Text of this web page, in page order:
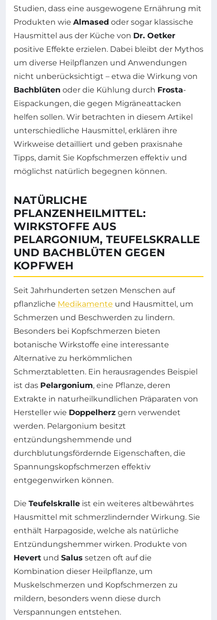
Studien, dass eine ausgewogene Ernährung mit
Produkten wie Almased oder sogar klassische
Hausmittel aus der Küche von Dr. Oetker
positive Effekte erzielen. Dabei bleibt der Mythos
um diverse Heilpflanzen und Anwendungen
nicht unberücksichtigt – etwa die Wirkung von
Bachblüten oder die Kühlung durch Frosta-
Eispackungen, die gegen Migräneattacken
helfen sollen. Wir betrachten in diesem Artikel
unterschiedliche Hausmittel, erklären ihre
Wirkweise detailliert und geben praxisnahe
Tipps, damit Sie Kopfschmerzen effektiv und
möglichst natürlich begegnen können.
NATÜRLICHE
PFLANZENHEILMITTEL:
WIRKSTOFFE AUS
PELARGONIUM, TEUFELSKRALLE
UND BACHBLÜTEN GEGEN
KOPFWEH
Seit Jahrhunderten setzen Menschen auf
pflanzliche Medikamente und Hausmittel, um
Schmerzen und Beschwerden zu lindern.
Besonders bei Kopfschmerzen bieten
botanische Wirkstoffe eine interessante
Alternative zu herkömmlichen
Schmerztabletten. Ein herausragendes Beispiel
ist das Pelargonium, eine Pflanze, deren
Extrakte in naturheilkundlichen Präparaten von
Hersteller wie Doppelherz gern verwendet
werden. Pelargonium besitzt
entzündungshemmende und
durchblutungsfördernde Eigenschaften, die
Spannungskopfschmerzen effektiv
entgegenwirken können.
Die Teufelskralle ist ein weiteres altbewährtes
Hausmittel mit schmerzlindernder Wirkung. Sie
enthält Harpagoside, welche als natürliche
Entzündungshemmer wirken. Produkte von
Hevert und Salus setzen oft auf die
Kombination dieser Heilpflanze, um
Muskelschmerzen und Kopfschmerzen zu
mildern, besonders wenn diese durch
Verspannungen entstehen.